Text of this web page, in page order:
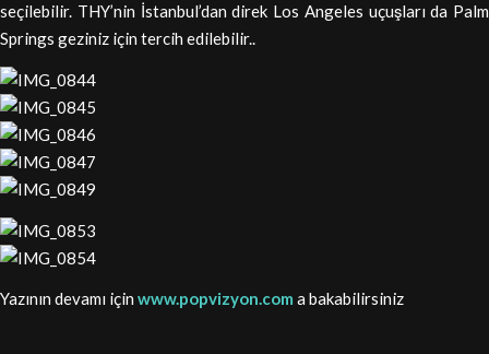
seçilebilir. THY’nin İstanbul’dan direk Los Angeles uçuşları da Palm
Springs geziniz için tercih edilebilir..
Yazının devamı için www.popvizyon.com a bakabilirsiniz